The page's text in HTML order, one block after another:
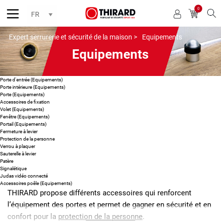
0
Expert serrurerie et sécurité de la maison > Equipements
Equipements
Porte d'entrée (Equipements)
Porte intérieure (Equipements)
Porte (Equipements)
Accessoires de fixation
Volet (Equipements)
Fenêtre (Equipements)
Portail (Equipements)
Fermeture à levier
Protection de la personne
Verrou à plaquer
Sauterelle à levier
Patère
Signalétique
Judas vidéo connecté
Accessoires poêle (Equipements)
THIRARD propose différents accessoires qui renforcent
l’équipement des portes et permet de gagner en sécurité et en
confort pour la protection de la personne.